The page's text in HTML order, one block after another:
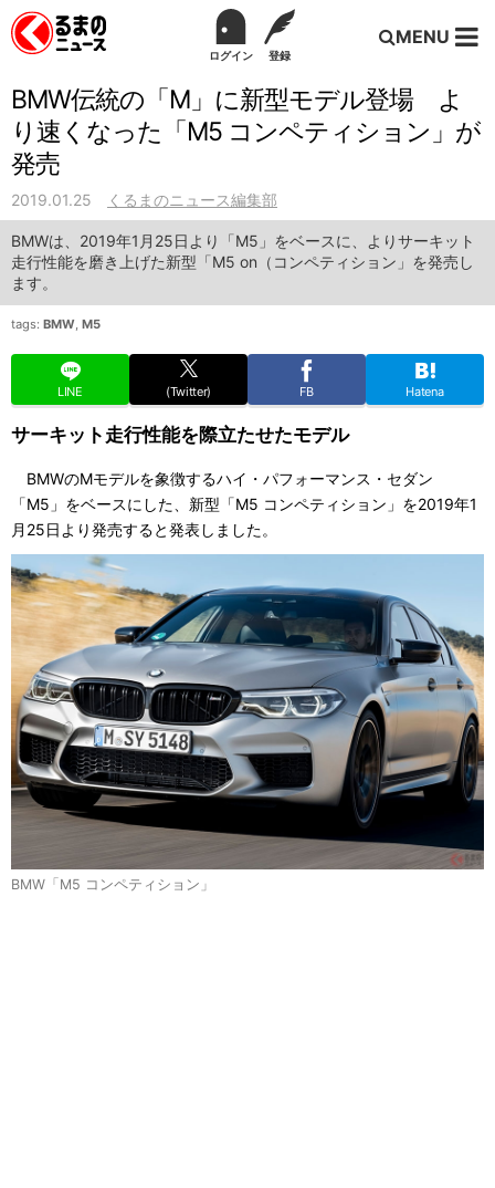
ログイン 登録
MENU
BMW伝統の「M」に新型モデル登場 よ
り速くなった「M5 コンペティション」が
発売
2019.01.25 くるまのニュース編集部
BMWは、2019年1月25日より「M5」をベースに、よりサーキット
走行性能を磨き上げた新型「M5 on（コンペティション」を発売し
ます。
tags: BMW, M5
LINE (Twitter) FB Hatena
サーキット走行性能を際立たせたモデル
BMWのMモデルを象徴するハイ・パフォーマンス・セダン
「M5」をベースにした、新型「M5 コンペティション」を2019年1
月25日より発売すると発表しました。
BMW「M5 コンペティション」